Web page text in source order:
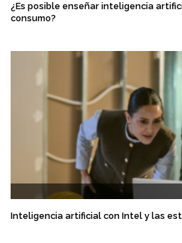
¿Es posible enseñar inteligencia
consumo?
Inteligencia artificial con Intel y las